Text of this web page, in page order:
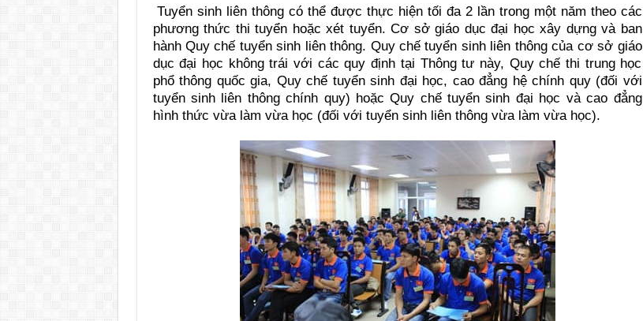
Tuyển sinh liên thông có thể được thực hiện tối đa 2 lần trong một năm theo các
phương thức thi tuyển hoặc xét tuyển. Cơ sở giáo dục đại học xây dựng và ban
hành Quy chế tuyển sinh liên thông. Quy chế tuyển sinh liên thông của cơ sở giáo
dục đại học không trái với các quy định tại Thông tư này, Quy chế thi trung học
phổ thông quốc gia, Quy chế tuyển sinh đại học, cao đẳng hệ chính quy (đối với
tuyển sinh liên thông chính quy) hoặc Quy chế tuyển sinh đại học và cao đẳng
hình thức vừa làm vừa học (đối với tuyển sinh liên thông vừa làm vừa học).